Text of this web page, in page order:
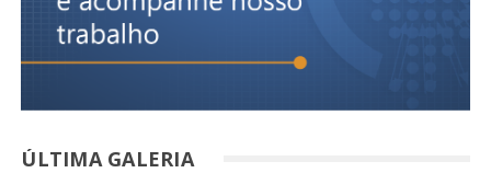
ÚLTIMA GALERIA